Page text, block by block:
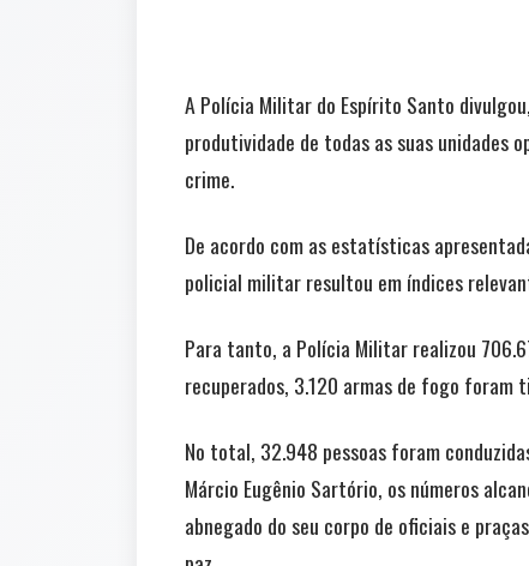
A Polícia Militar do Espírito Santo
produtividade de todas as suas unidades
crime.
De acordo com as estatísticas
policial militar resultou em índices
Para tanto, a Polícia Militar realizou
recuperados, 3.120 armas de fogo foram
No total, 32.948 pessoas foram
Márcio Eugênio Sartório, os números
abnegado do seu corpo de oficiais e